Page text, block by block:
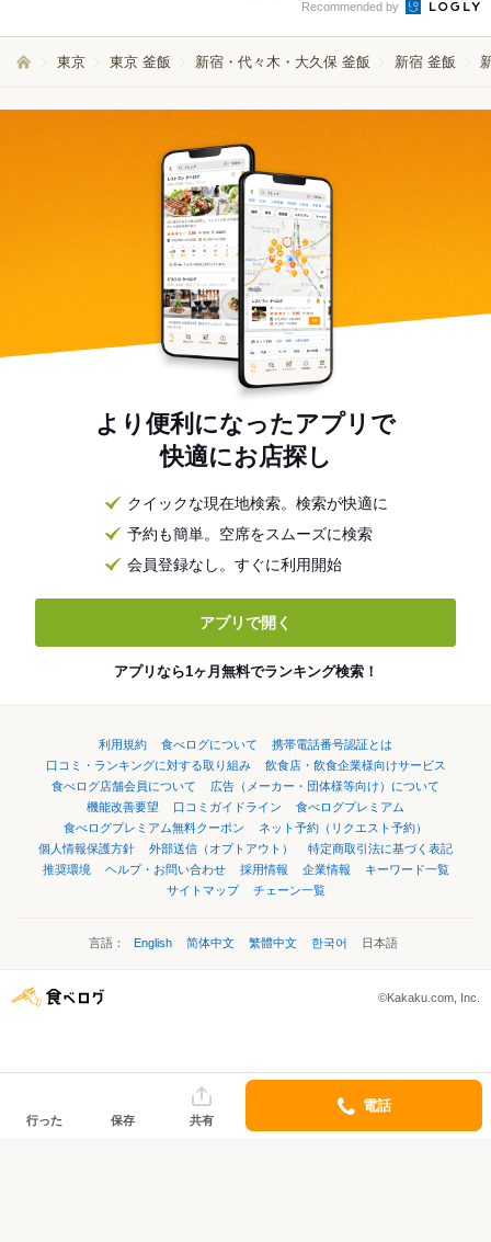
Recommended by
東京 東京 釜飯 新宿・代々木・大久保 釜飯 新宿 釜飯
より便利になったアプリで
快適にお店探し
クイックな現在地検索。検索が快適に
予約も簡単。空席をスムーズに検索
会員登録なし。すぐに利用開始
アプリで開く
アプリなら1ヶ月無料でランキング検索！
利用規約 食べログについて
携帯電話番号認証とは
口コミ・ランキングに対する取り組み
飲食店・飲食企業様向けサービス
食べログ店舗会員について
広告（メーカー・団体様等向け）について
機能改善要望
口コミガイドライン
食べログプレミアム
食べログプレミアム無料クーポン
ネット予約（リクエスト予約）
個人情報保護方針
外部送信（オプトアウト）
特定商取引法に基づく表記
推奨環境
ヘルプ・お問い合わせ 採用情報 企業情報
キーワード一覧
サイトマップ
チェーン一覧
言語： English 简体中文 繁體中文 한국어 日本語
©Kakaku.com, Inc.
行った 保存 共有
電話